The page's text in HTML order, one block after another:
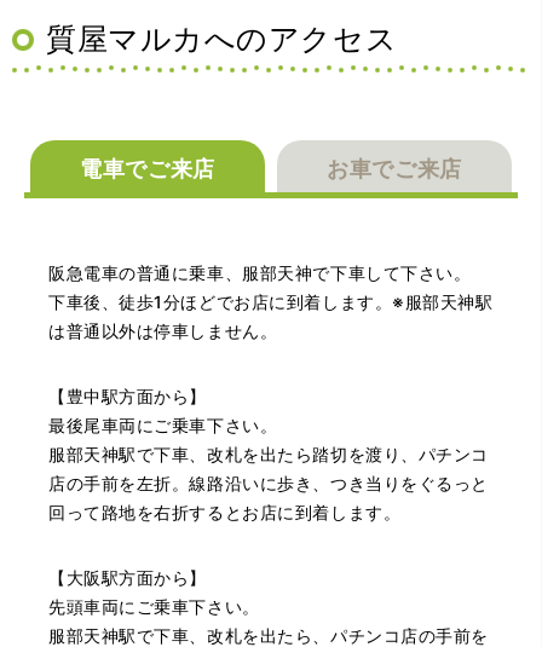
何かあった時にはこちらでお願いしたいと思いました。
した。質屋さんはわりと利用して(主に中古品の購入)慣れて
いましたが、今までの質屋さんとは全く違う、とても良い
印象でした。何度でも伺いたくなりました。この度は、本
当にありがとうございました。
（豊中市西泉丘）初めて利用しましたが、とても親切丁寧
に査定をして頂き思いもよらない価格をいただきました。
正直他店の倍以上で驚きました。また機会があれば利用し
ます。
質屋マルカへのアクセス
電車でご来店 お車でご来店
阪急電車の普通に乗車、服部天神で下車して下さい。
下車後、徒歩1分ほどでお店に到着します。※服部天神駅
は普通以外は停車しません。
【豊中駅方面から】
最後尾車両にご乗車下さい。
服部天神駅で下車、改札を出たら踏切を渡り、パチンコ
店の手前を左折。線路沿いに歩き、つき当りをぐるっと
回って路地を右折するとお店に到着します。
【大阪駅方面から】
先頭車両にご乗車下さい。
服部天神駅で下車、改札を出たら、パチンコ店の手前を